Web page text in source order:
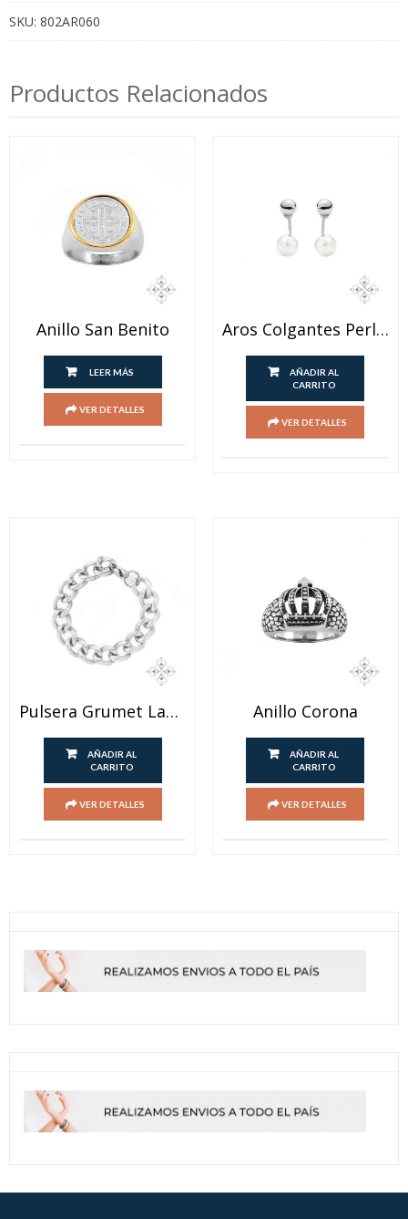
SKU: 802AR060
Productos Relacionados
Anillo San Benito
LEER MÁS
VER DETALLES
Aros Colgantes Perlas Acero Blanco
AÑADIR AL
CARRITO
VER DETALLES
Pulsera Grumet Labrada
AÑADIR AL
CARRITO
VER DETALLES
Anillo Corona
AÑADIR AL
CARRITO
VER DETALLES